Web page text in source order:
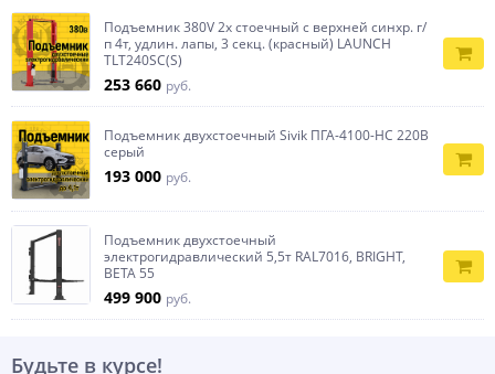
Подъемник 380V 2х стоечный с верхней синхр. г/
п 4т, удлин. лапы, 3 секц. (красный) LAUNCH
TLT240SC(S)
253 660 руб.
Подъемник двухстоечный Sivik ПГА-4100-НС 220В
серый
193 000 руб.
Подъемник двухстоечный
электрогидравлический 5,5т RAL7016, BRIGHT,
BETA 55
499 900 руб.
Будьте в курсе!